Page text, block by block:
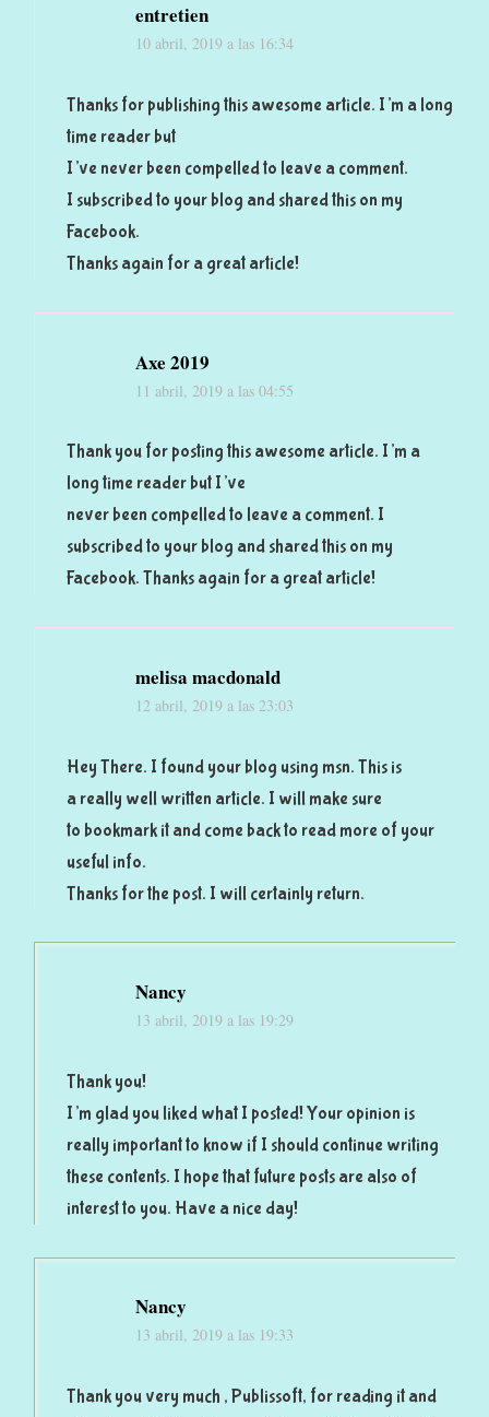
entretien
10 abril, 2019 a las 16:34
Thanks for publishing this awesome article. I’m a long
time reader but
I’ve never been compelled to leave a comment.
I subscribed to your blog and shared this on my
Facebook.
Thanks again for a great article!
Axe 2019
11 abril, 2019 a las 04:55
Thank you for posting this awesome article. I’m a
long time reader but I’ve
never been compelled to leave a comment. I
subscribed to your blog and shared this on my
Facebook. Thanks again for a great article!
melisa macdonald
12 abril, 2019 a las 23:03
Hey There. I found your blog using msn. This is
a really well written article. I will make sure
to bookmark it and come back to read more of your
useful info.
Thanks for the post. I will certainly return.
Nancy
13 abril, 2019 a las 19:29
Thank you!
I’m glad you liked what I posted! Your opinion is
really important to know if I should continue writing
these contents. I hope that future posts are also of
interest to you. Have a nice day!
Nancy
13 abril, 2019 a las 19:33
Thank you very much , Publissoft, for reading it and